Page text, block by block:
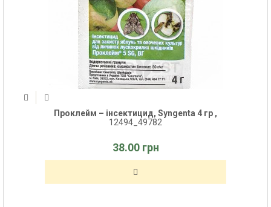
Проклейм – інсектицид, Syngenta 4 гр ,
12494_49782
38.00 грн